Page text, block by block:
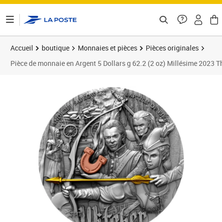
Accueil boutique Monnaies et pièces
Pièces originales
Pièce de monnaie en Argent 5 Dollars g 62.2 (2 oz) Millésime 2023